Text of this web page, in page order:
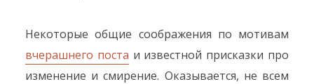
Некоторые общие соображения по мотивам
вчерашнего поста и известной присказки про
изменение и смирение. Оказывается, не всем